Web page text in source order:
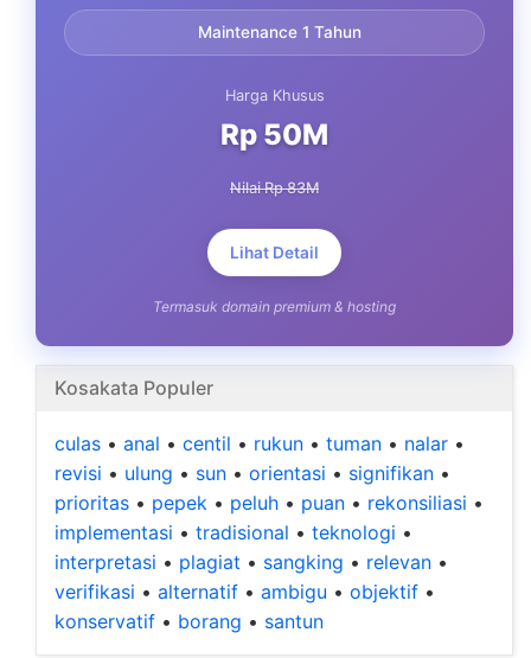
Maintenance 1 Tahun
Harga Khusus
Rp 50M
Nilai Rp 83M
Lihat Detail
Termasuk domain premium & hosting
Kosakata Populer
culas • anal • centil • rukun • tuman • nalar •
revisi • ulung • sun • orientasi • signifikan •
prioritas • pepek • peluh • puan • rekonsiliasi •
implementasi • tradisional • teknologi •
interpretasi • plagiat • sangking • relevan •
verifikasi • alternatif • ambigu • objektif •
konservatif • borang • santun